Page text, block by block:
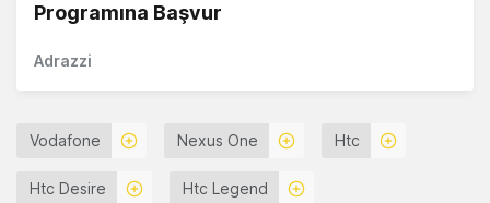
Programına Başvur
Adrazzi
Vodafone Nexus One Htc
Htc Desire Htc Legend